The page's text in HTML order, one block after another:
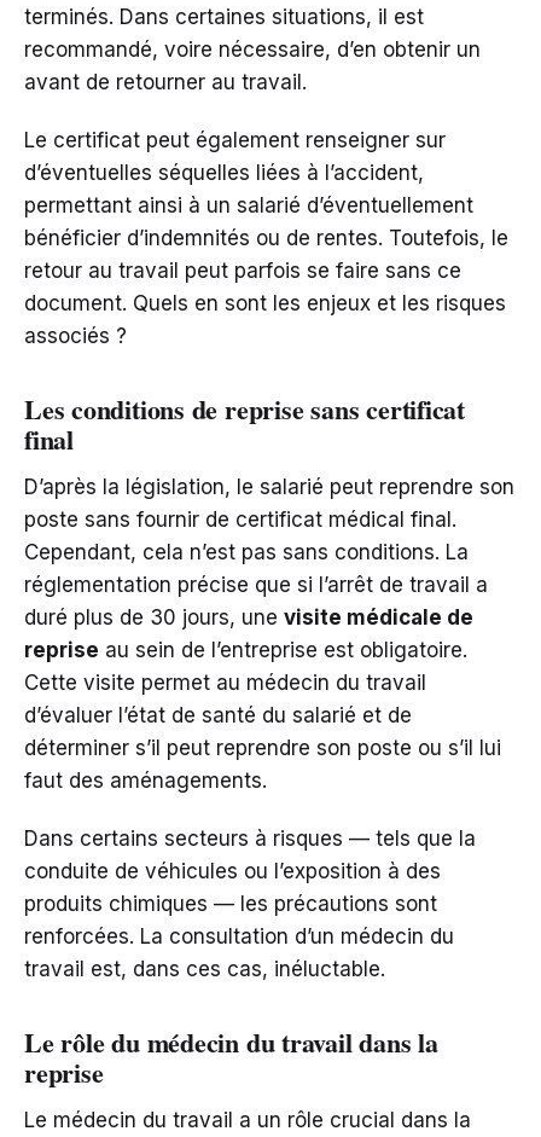
terminés. Dans certaines situations, il est
recommandé, voire nécessaire, d’en obtenir un
avant de retourner au travail.
Le certificat peut également renseigner sur
d’éventuelles séquelles liées à l’accident,
permettant ainsi à un salarié d’éventuellement
bénéficier d’indemnités ou de rentes. Toutefois, le
retour au travail peut parfois se faire sans ce
document. Quels en sont les enjeux et les risques
associés ?
Les conditions de reprise sans certificat
final
D’après la législation, le salarié peut reprendre son
poste sans fournir de certificat médical final.
Cependant, cela n’est pas sans conditions. La
réglementation précise que si l’arrêt de travail a
duré plus de 30 jours, une visite médicale de
reprise au sein de l’entreprise est obligatoire.
Cette visite permet au médecin du travail
d’évaluer l’état de santé du salarié et de
déterminer s’il peut reprendre son poste ou s’il lui
faut des aménagements.
Dans certains secteurs à risques — tels que la
conduite de véhicules ou l’exposition à des
produits chimiques — les précautions sont
renforcées. La consultation d’un médecin du
travail est, dans ces cas, inéluctable.
Le rôle du médecin du travail dans la
reprise
Le médecin du travail a un rôle crucial dans la